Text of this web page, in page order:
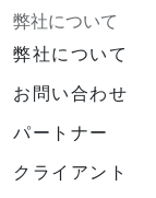
弊社について
弊社について
お問い合わせ
パートナー
クライアント